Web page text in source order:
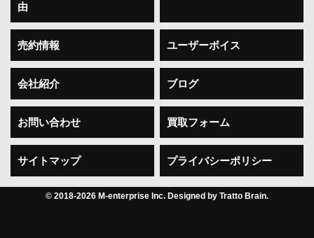
由
売約情報 ユーザーボイス
会社紹介 ブログ
お問い合わせ 買取フォーム
サイトマップ プライバシーポリシー
© 2018-2026 M-enterprise Inc. Designed by Tratto Brain.